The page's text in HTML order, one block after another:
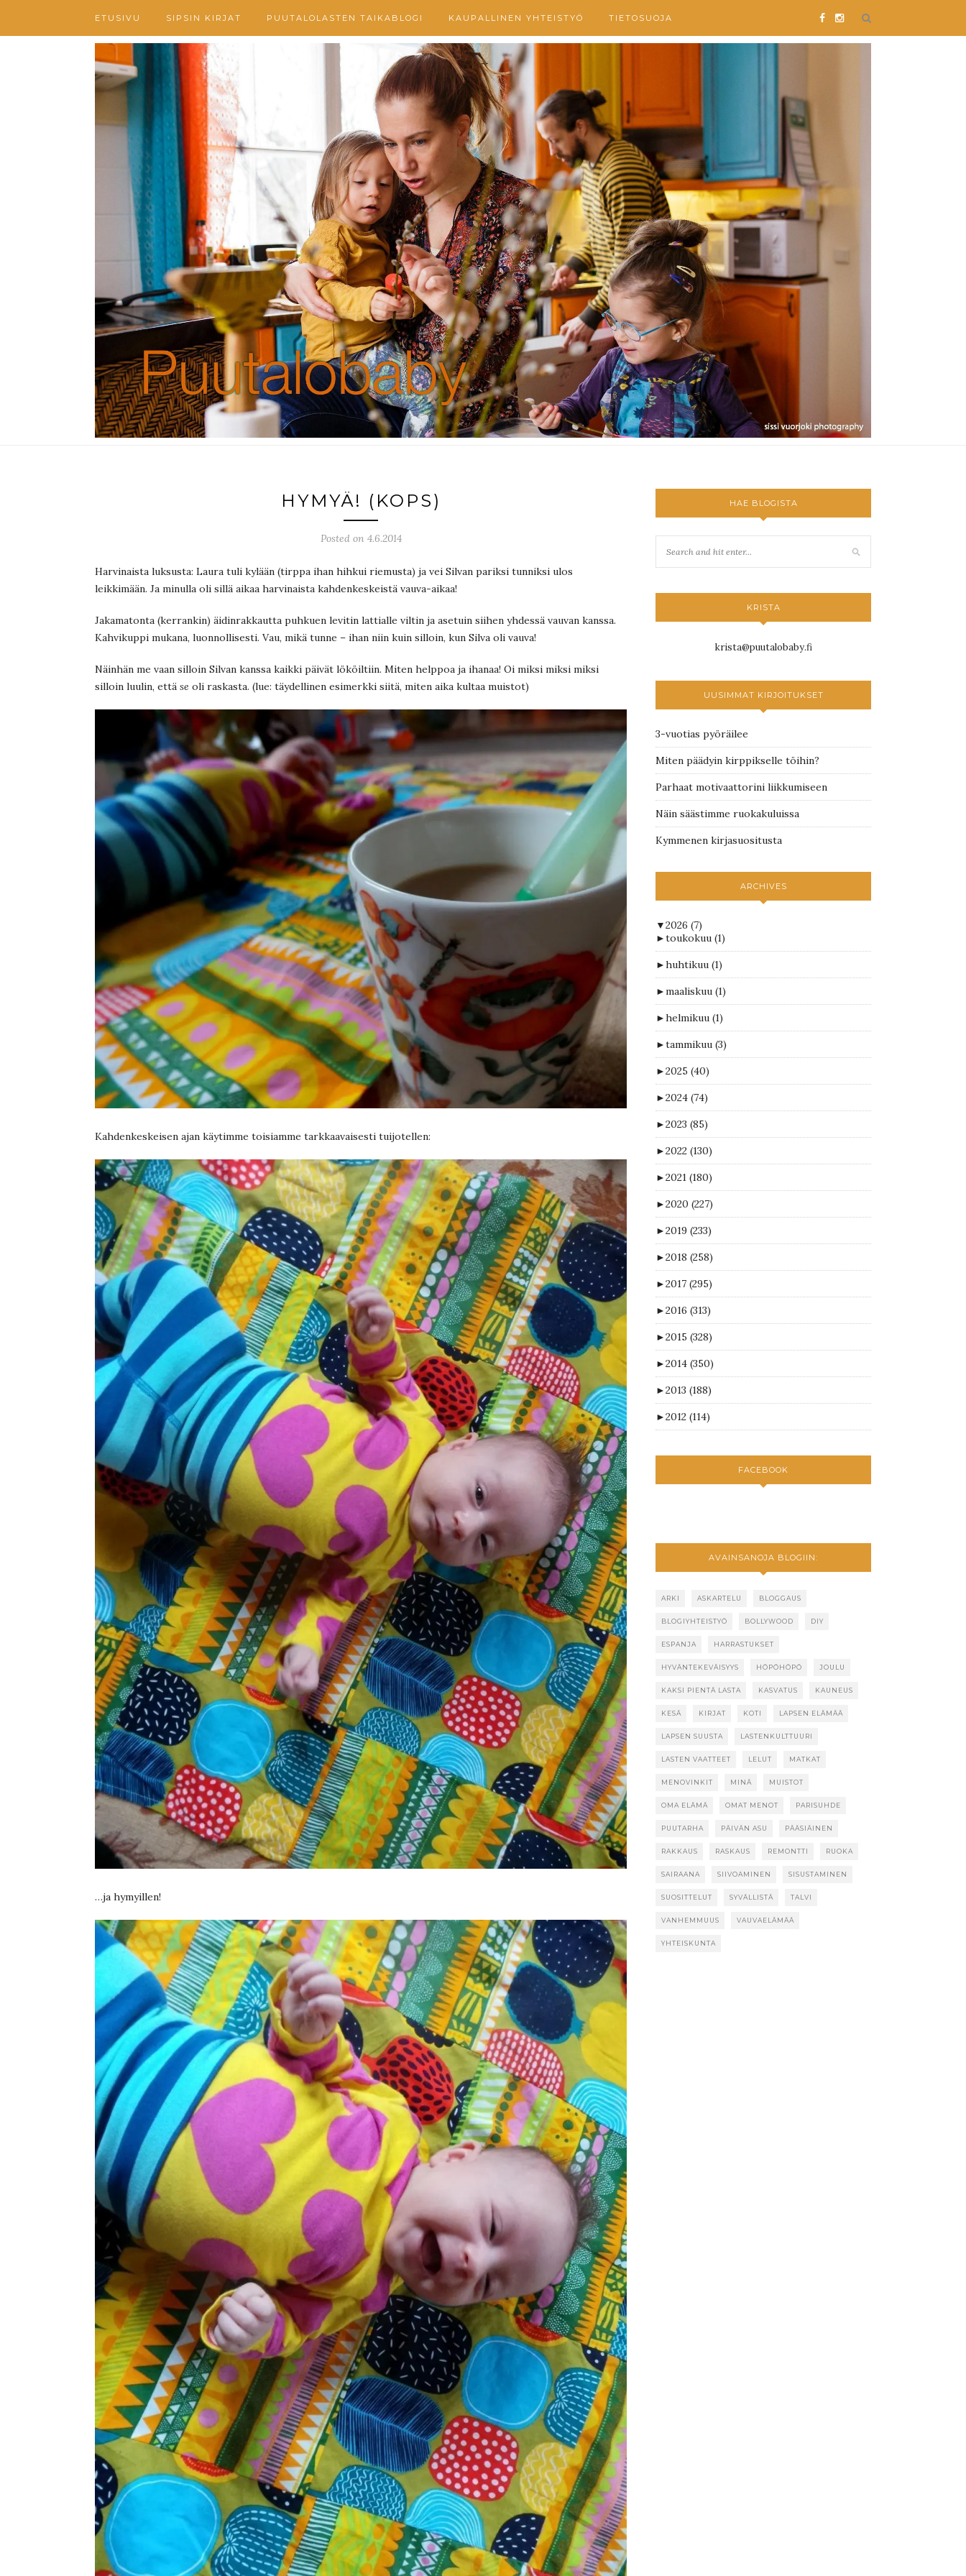
ETUSIVU SIPSIN KIRJAT PUUTALOLASTEN TAIKABLOGI KAUPALLINEN YHTEISTYÖ TIETOSUOJA
HYMYÄ! (KOPS)
Posted on 4.6.2014
Harvinaista luksusta: Laura tuli kylään (tirppa ihan hihkui riemusta) ja vei Silvan pariksi tunniksi ulos
leikkimään. Ja minulla oli sillä aikaa harvinaista kahdenkeskeistä vauva-aikaa!
Jakamatonta (kerrankin) äidinrakkautta puhkuen levitin lattialle viltin ja asetuin siihen yhdessä vauvan kanssa.
Kahvikuppi mukana, luonnollisesti. Vau, mikä tunne – ihan niin kuin silloin, kun Silva oli vauva!
Näinhän me vaan silloin Silvan kanssa kaikki päivät lököiltiin. Miten helppoa ja ihanaa! Oi miksi miksi miksi
silloin luulin, että se oli raskasta. (lue: täydellinen esimerkki siitä, miten aika kultaa muistot)
Kahdenkeskeisen ajan käytimme toisiamme tarkkaavaisesti tuijotellen:
…ja hymyillen!
HAE BLOGISTA
KRISTA
krista@puutalobaby.fi
UUSIMMAT KIRJOITUKSET
3-vuotias pyöräilee
Miten päädyin kirppikselle töihin?
Parhaat motivaattorini liikkumiseen
Näin säästimme ruokakuluissa
Kymmenen kirjasuositusta
ARCHIVES
▼2026 (7)
►toukokuu (1)
►huhtikuu (1)
►maaliskuu (1)
►helmikuu (1)
►tammikuu (3)
►2025 (40)
►2024 (74)
►2023 (85)
►2022 (130)
►2021 (180)
►2020 (227)
►2019 (233)
►2018 (258)
►2017 (295)
►2016 (313)
►2015 (328)
►2014 (350)
►2013 (188)
►2012 (114)
FACEBOOK
AVAINSANOJA BLOGIIN:
ARKI ASKARTELU BLOGGAUS
BLOGIYHTEISTYÖ BOLLYWOOD DIY
ESPANJA HARRASTUKSET
HYVÄNTEKEVÄISYYS HÖPÖHÖPÖ JOULU
KAKSI PIENTÄ LASTA KASVATUS KAUNEUS
KESÄ KIRJAT KOTI LAPSEN ELÄMÄÄ
LAPSEN SUUSTA LASTENKULTTUURI
LASTEN VAATTEET LELUT MATKAT
MENOVINKIT MINÄ MUISTOT
OMA ELÄMÄ OMAT MENOT PARISUHDE
PUUTARHA PÄIVÄN ASU PÄÄSIÄINEN
RAKKAUS RASKAUS REMONTTI RUOKA
SAIRAANA SIIVOAMINEN SISUSTAMINEN
SUOSITTELUT SYVÄLLISTÄ TALVI
VANHEMMUUS VAUVAELÄMÄÄ
YHTEISKUNTA